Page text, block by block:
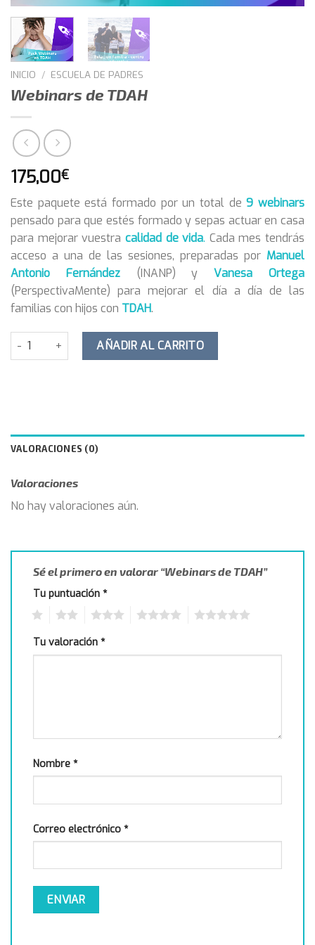
INICIO / ESCUELA DE PADRES
Webinars de TDAH
175,00€
Este paquete está formado por un total de9 webinars
pensado para que estés formado y sepas actuar en casa
para mejorar vuestra calidad de vida. Cada mes tendrás
acceso a una de las sesiones, preparadas por Manuel
Antonio Fernández(INANP) y Vanesa Ortega
(PerspectivaMente) para mejorar el día a día de las
familias con hijos con TDAH.
Webinars de TDAH cantidadAÑADIR AL CARRITO
VALORACIONES (0)
Valoraciones
No hay valoraciones aún.
Sé el primero en valorar “Webinars de TDAH”
Tu puntuación *
Tu valoración *
Nombre *
Correo electrónico *